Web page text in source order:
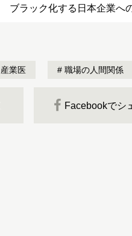
ブラック化する日本企業へ
産業医 職場の人間関係
Facebookでシ